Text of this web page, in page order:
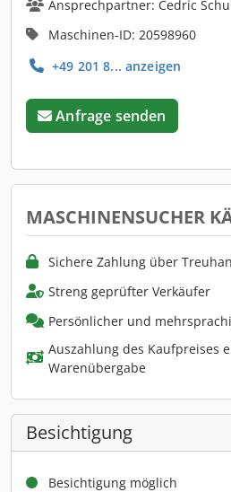
Ansprechpartner: Cedric
Maschinen-ID: 20598960
+49 201 8... anzeigen
Anfrage senden
MASCHINENSUCHER
Sichere Zahlung über
Streng geprüfter Verkäufer
Persönlicher und
Auszahlung des Kaufpreises
Warenübergabe
Besichtigung
Besichtigung möglich